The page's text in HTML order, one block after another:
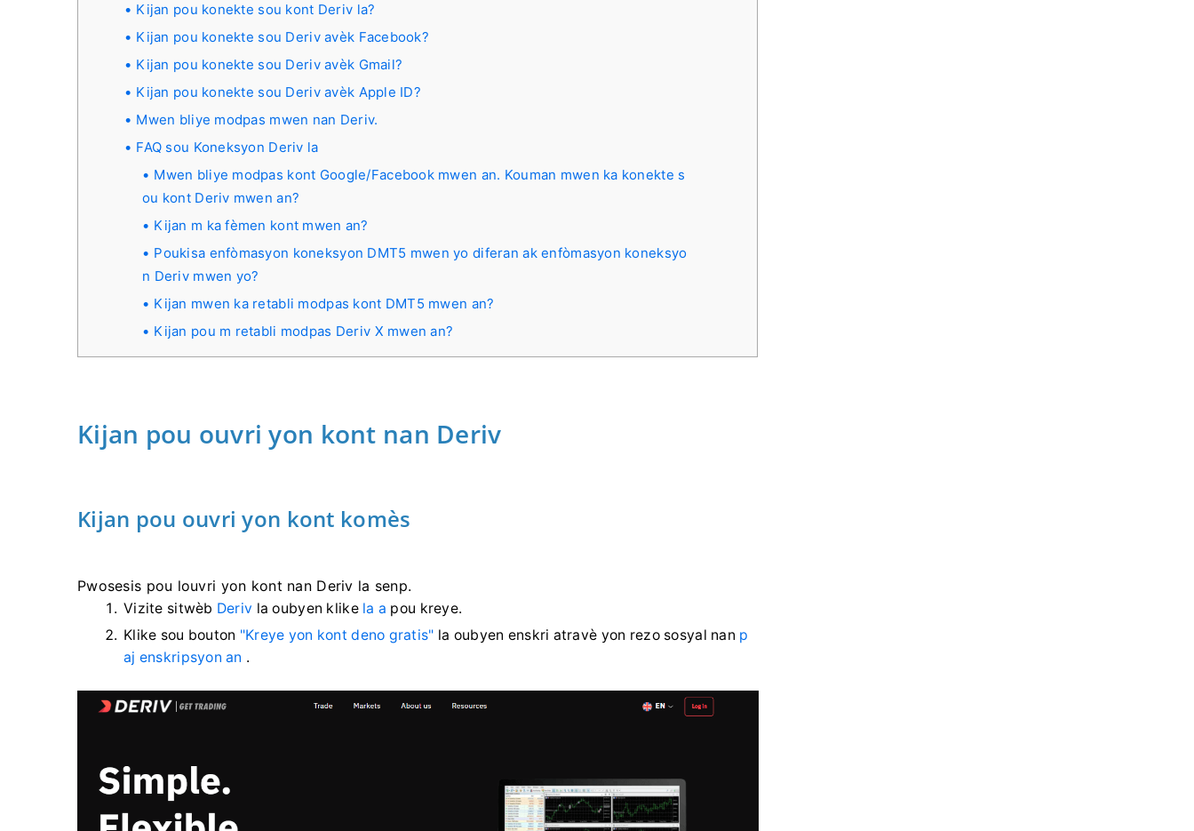
Kijan pou konekte sou kont Deriv la?
Kijan pou konekte sou Deriv avèk Facebook?
Kijan pou konekte sou Deriv avèk Gmail?
Kijan pou konekte sou Deriv avèk Apple ID?
Mwen bliye modpas mwen nan Deriv.
FAQ sou Koneksyon Deriv la
Mwen bliye modpas kont Google/Facebook mwen an. Kouman mwen ka konekte s
ou kont Deriv mwen an?
Kijan m ka fèmen kont mwen an?
Poukisa enfòmasyon koneksyon DMT5 mwen yo diferan ak enfòmasyon koneksyo
n Deriv mwen yo?
Kijan mwen ka retabli modpas kont DMT5 mwen an?
Kijan pou m retabli modpas Deriv X mwen an?
Kijan pou ouvri yon kont nan Deriv
Kijan pou ouvri yon kont komès
Pwosesis pou louvri yon kont nan Deriv la senp.
Vizite sitwèb Deriv la oubyen klike la a pou kreye.
Klike sou bouton "Kreye yon kont deno gratis" la oubyen enskri atravè yon rezo sosyal nan p
aj enskripsyon an .